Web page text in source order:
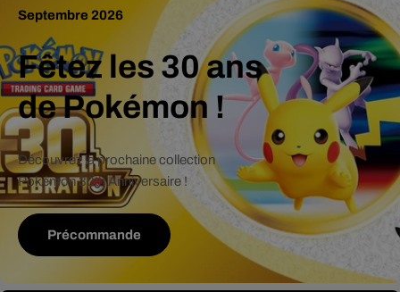
Septembre 2026
Fêtez les 30 ans
de Pokémon !
Découvrez la prochaine collection
Pokémon 30th Anniversaire !
Précommande